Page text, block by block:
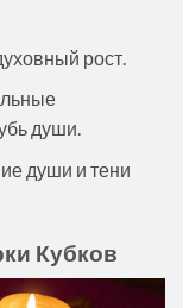
рост.
души.
души и тени
Кубков